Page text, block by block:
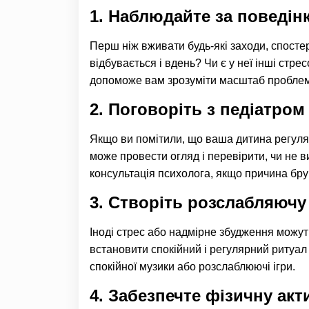
1. Наблюдайте за
Перш ніж вживати будь-які заходи,
відбувається і вдень? Чи є у неї інші
допоможе вам зрозуміти масштаб
2. Поговоріть з
Якщо ви помітили, що ваша дитина
може провести огляд і перевірити, чи не
консультація психолога, якщо причина
3. Створіть
Іноді стрес або надмірне збудження
встановити спокійний і регулярний
спокійної музики або розслаблюючі ігри.
4. Забезпечте фізичну